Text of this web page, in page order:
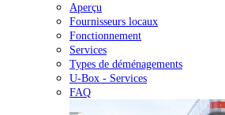
Aperçu
Fournisseurs locaux
Fonctionnement
Services
Types de déménagements
U-Box - Services
FAQ